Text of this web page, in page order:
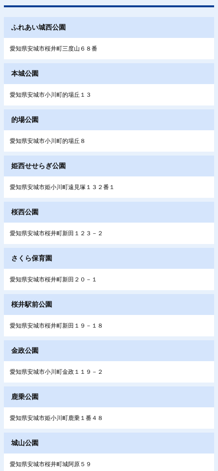
ふれあい城西公園
愛知県安城市桜井町三度山６８番
本城公園
愛知県安城市小川町的場丘１３
的場公園
愛知県安城市小川町的場丘８
姫西せせらぎ公園
愛知県安城市姫小川町遠見塚１３２番１
桜西公園
愛知県安城市桜井町新田１２３－２
さくら保育園
愛知県安城市桜井町新田２０－１
桜井駅前公園
愛知県安城市桜井町新田１９－１８
金政公園
愛知県安城市小川町金政１１９－２
鹿乗公園
愛知県安城市姫小川町鹿乗１番４８
城山公園
愛知県安城市桜井町城阿原５９